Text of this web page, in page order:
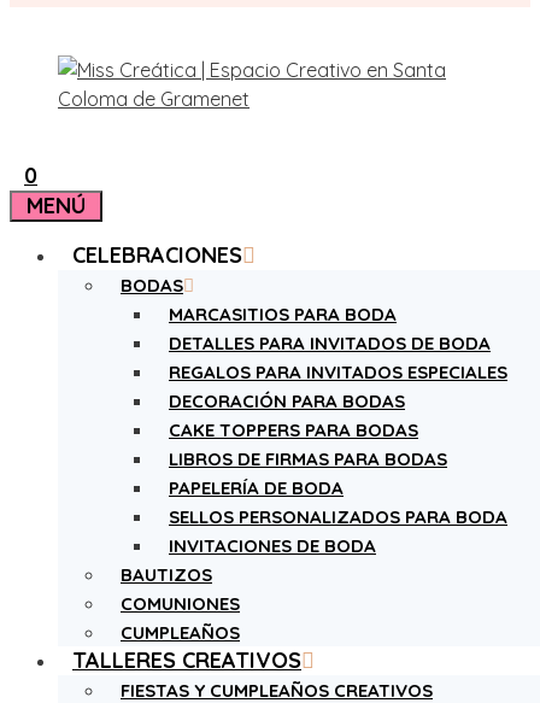
0
MENÚ
CELEBRACIONES
BODAS
MARCASITIOS PARA BODA
DETALLES PARA INVITADOS DE BODA
REGALOS PARA INVITADOS ESPECIALES
DECORACIÓN PARA BODAS
CAKE TOPPERS PARA BODAS
LIBROS DE FIRMAS PARA BODAS
PAPELERÍA DE BODA
SELLOS PERSONALIZADOS PARA BODA
INVITACIONES DE BODA
BAUTIZOS
COMUNIONES
CUMPLEAÑOS
TALLERES CREATIVOS
FIESTAS Y CUMPLEAÑOS CREATIVOS